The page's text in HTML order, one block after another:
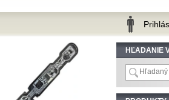
HĽADANIE